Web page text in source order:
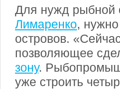
Для нужд рыбной
Лимаренко, нужно
островов.
позволяющее
зону.
уже строить